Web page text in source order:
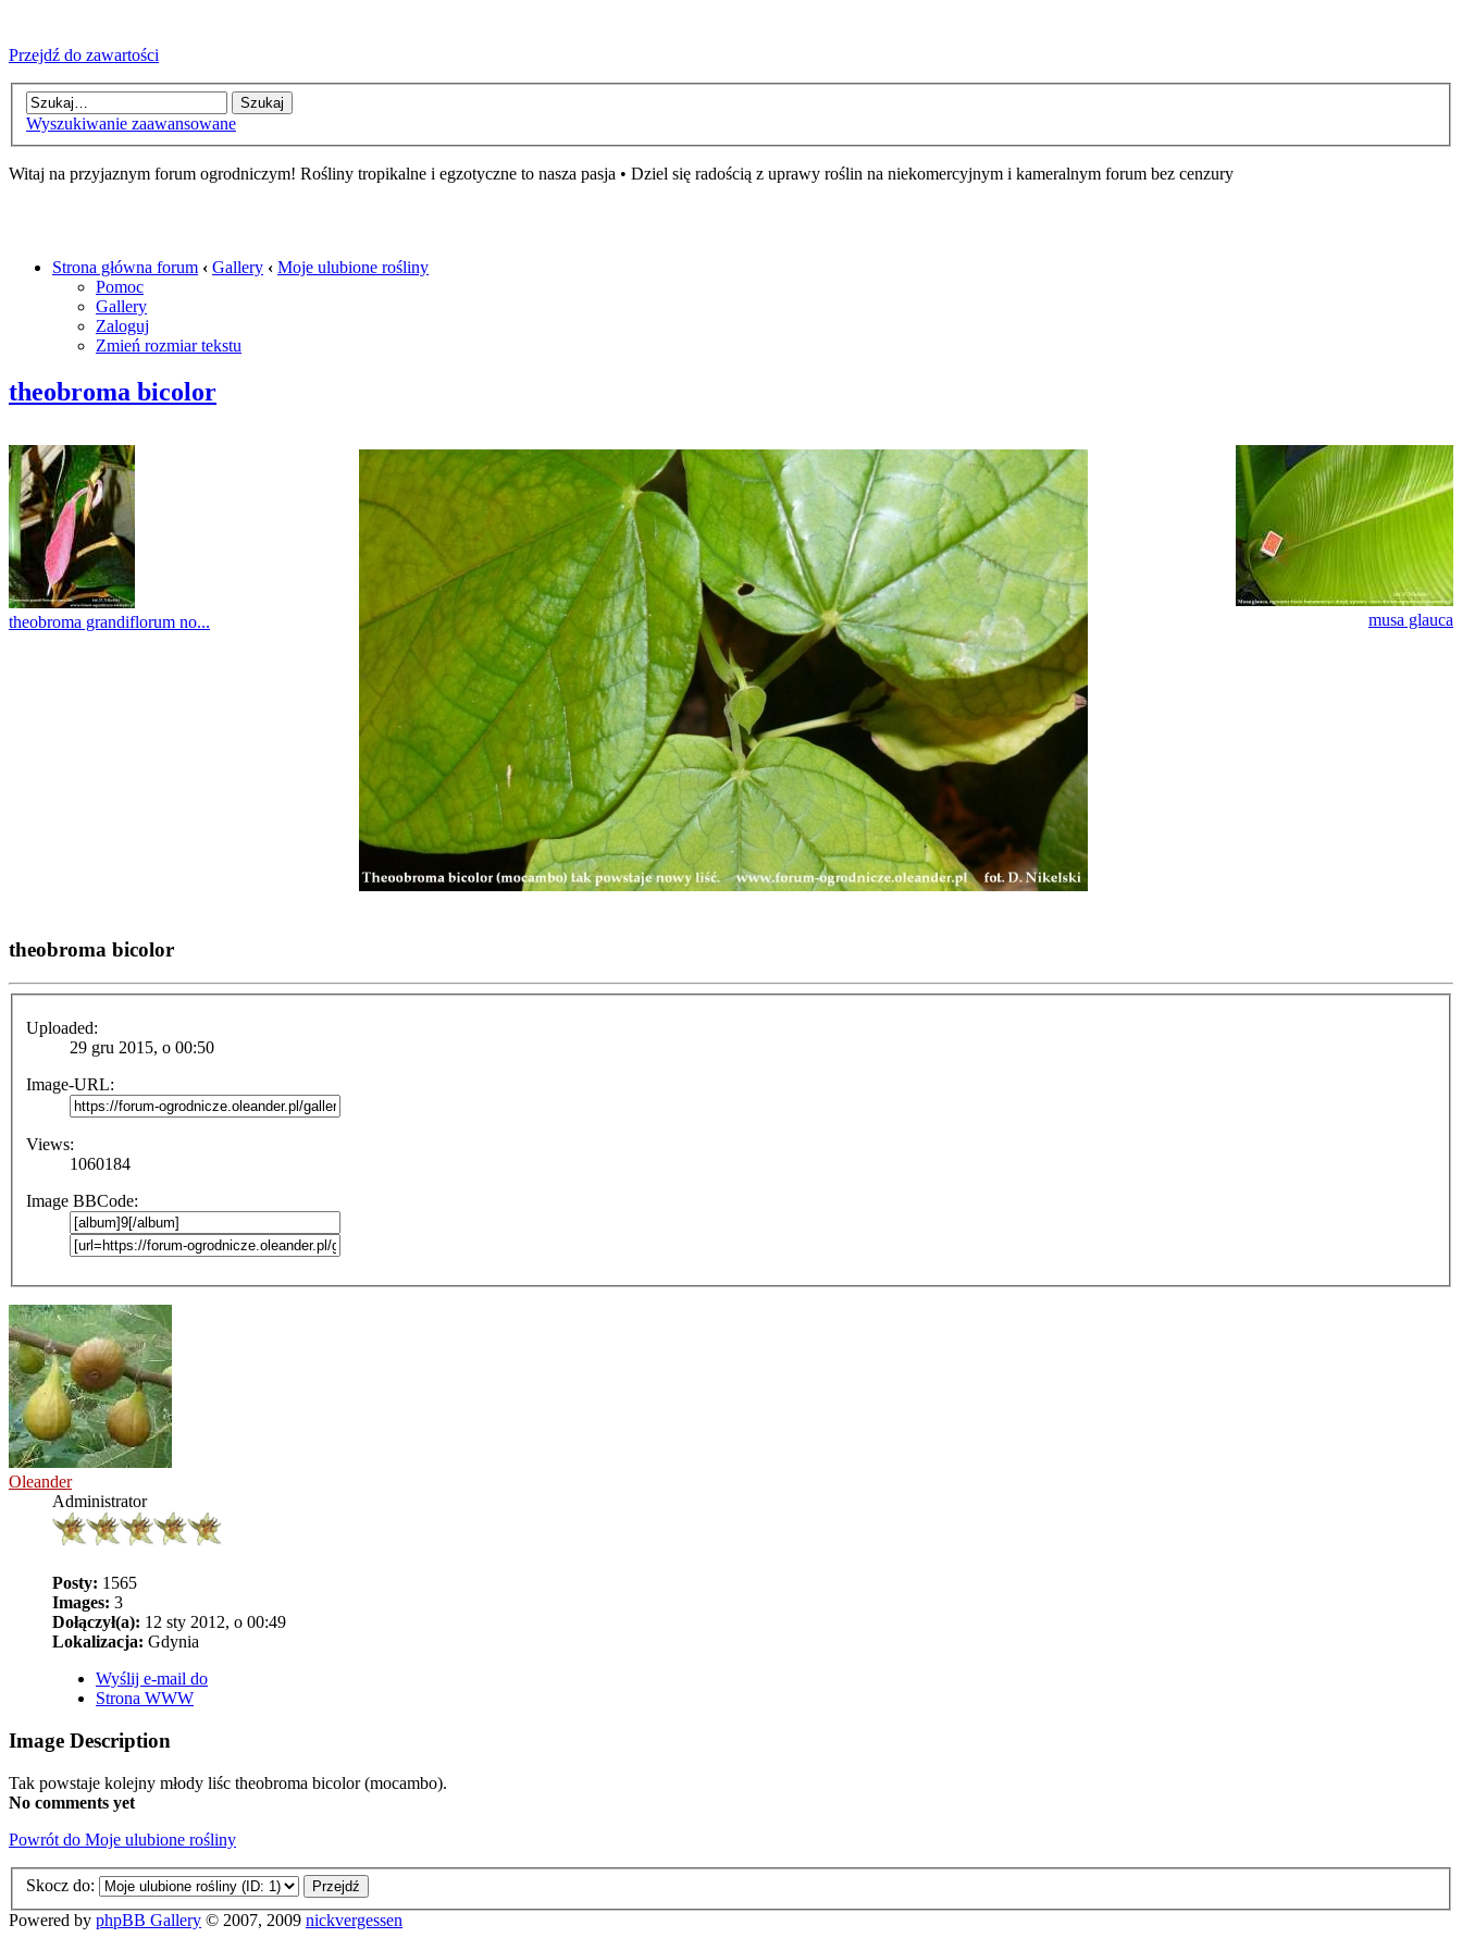
Przejdź do zawartości
Wyszukiwanie zaawansowane
Witaj na przyjaznym forum ogrodniczym! Rośliny tropikalne i egzotyczne to nasza pasja • Dziel się radością z uprawy roślin na niekomercyjnym i kameralnym forum bez cenzury
Strona główna forum ‹ Gallery ‹ Moje ulubione rośliny
Pomoc
Gallery
Zaloguj
Zmień rozmiar tekstu
theobroma bicolor
theobroma grandiflorum no... musa glauca
theobroma bicolor
Uploaded:
29 gru 2015, o 00:50
Image-URL:
Views:
1060184
Image BBCode:
Oleander
Administrator
Posty: 1565
Images: 3
Dołączył(a): 12 sty 2012, o 00:49
Lokalizacja: Gdynia
Wyślij e-mail do
Strona WWW
Image Description
Tak powstaje kolejny młody liśc theobroma bicolor (mocambo).
No comments yet
Powrót do Moje ulubione rośliny
Skocz do:
Powered by phpBB Gallery © 2007, 2009 nickvergessen